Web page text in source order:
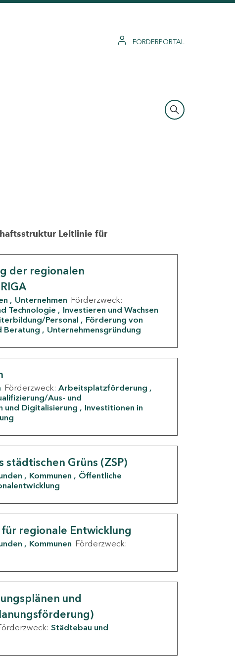
FÖRDERPORTAL
Leitlinie für
der regionalen
Unternehmen Förderzweck:
Technologie
Investieren und Wachsen
Personal
Förderung von
Beratung Unternehmensgründung
Förderzweck: Arbeitsplatzförderung
Aus- und
und Digitalisierung
Investitionen in
Grüns (ZSP)
Kommunen
Öffentliche
regionale Entwicklung
Kommunen Förderzweck:
und
Städtebau und